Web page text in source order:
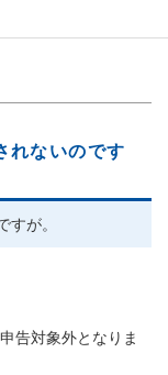
れないのです
が。
告対象外となりま